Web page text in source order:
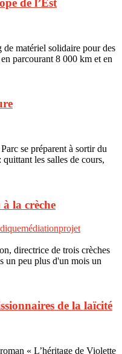
de l’Est
matériel solidaire pour des
parcourant 8 000 km et en
se préparent à sortir du
les salles de cours,
la crèche
médiationprojet
directrice de trois crèches
un peu plus d'un mois un
de la laïcité
« L’héritage de Violette